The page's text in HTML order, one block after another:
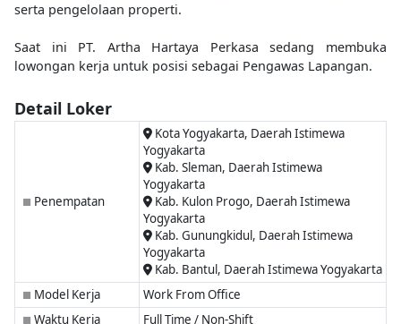
serta pengelolaan properti.
Saat ini PT. Artha Hartaya Perkasa sedang membuka
lowongan kerja untuk posisi sebagai Pengawas Lapangan.
Detail Loker
■ Penempatan
Kota Yogyakarta, Daerah Istimewa
Yogyakarta
Kab. Sleman, Daerah Istimewa
Yogyakarta
Kab. Kulon Progo, Daerah Istimewa
Yogyakarta
Kab. Gunungkidul, Daerah Istimewa
Yogyakarta
Kab. Bantul, Daerah Istimewa Yogyakarta
■ Model Kerja Work From Office
■ Waktu Kerja Full Time / Non-Shift